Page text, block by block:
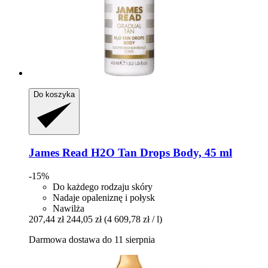
Do koszyka
James Read H2O Tan Drops Body, 45 ml
-15%
Do każdego rodzaju skóry
Nadaje opaleniznę i połysk
Nawilża
207,44 zł 244,05 zł (4 609,78 zł / l)
Darmowa dostawa do 11 sierpnia